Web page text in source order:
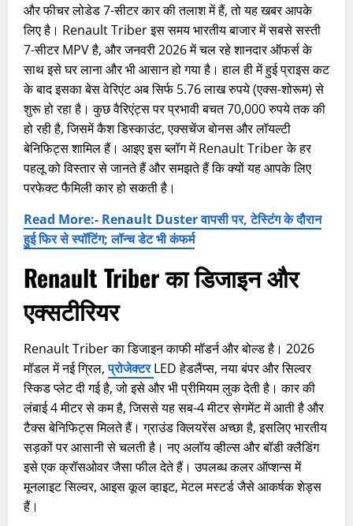
और फीचर लोडेड 7-सीटर कार की तलाश में हैं, तो यह खबर आपके
लिए है। Renault Triber इस समय भारतीय बाजार में सबसे सस्ती
7-सीटर MPV है, और जनवरी 2026 में चल रहे शानदार ऑफर्स के
साथ इसे घर लाना और भी आसान हो गया है। हाल ही में हुई प्राइस कट
के बाद इसका बेस वेरिएंट अब सिर्फ 5.76 लाख रुपये (एक्स-शोरूम) से
शुरू हो रहा है। कुछ वैरिएंट्स पर प्रभावी बचत 70,000 रुपये तक की
हो रही है, जिसमें कैश डिस्काउंट, एक्सचेंज बोनस और लॉयल्टी
बेनिफिट्स शामिल हैं। आइए इस ब्लॉग में Renault Triber के हर
पहलू को विस्तार से जानते हैं और समझते हैं कि क्यों यह आपके लिए
परफेक्ट फैमिली कार हो सकती है।
Read More:- Renault Duster वापसी पर, टेस्टिंग के दौरान
हुई फिर से स्पॉटिंग; लॉन्च डेट भी कंफर्म
Renault Triber का डिजाइन और
एक्सटीरियर
Renault Triber का डिजाइन काफी मॉडर्न और बोल्ड है। 2026
मॉडल में नई ग्रिल,प्रोजेक्टरLED हेडलैंप्स, नया बंपर और सिल्वर
स्किड प्लेट दी गई है, जो इसे और भी प्रीमियम लुक देती है। कार की
लंबाई 4 मीटर से कम है, जिससे यह सब-4 मीटर सेगमेंट में आती है और
टैक्स बेनिफिट्स मिलते हैं। ग्राउंड क्लियरेंस अच्छा है, इसलिए भारतीय
सड़कों पर आसानी से चलती है। नए अलॉय व्हील्स और बॉडी क्लैडिंग
इसे एक क्रॉसओवर जैसा फील देते हैं। उपलब्ध कलर ऑप्शन्स में
मूनलाइट सिल्वर, आइस कूल व्हाइट, मेटल मस्टर्ड जैसे आकर्षक शेड्स
हैं।